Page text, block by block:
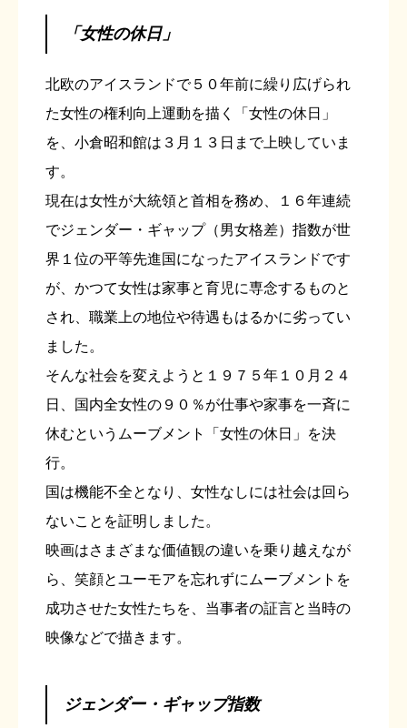
「女性の休日」
北欧のアイスランドで５０年前に繰り広げられ
た女性の権利向上運動を描く「女性の休日」
を、小倉昭和館は３月１３日まで上映していま
す。
現在は女性が大統領と首相を務め、１６年連続
でジェンダー・ギャップ（男女格差）指数が世
界１位の平等先進国になったアイスランドです
が、かつて女性は家事と育児に専念するものと
され、職業上の地位や待遇もはるかに劣ってい
ました。
そんな社会を変えようと１９７５年１０月２４
日、国内全女性の９０％が仕事や家事を一斉に
休むというムーブメント「女性の休日」を決
行。
国は機能不全となり、女性なしには社会は回ら
ないことを証明しました。
映画はさまざまな価値観の違いを乗り越えなが
ら、笑顔とユーモアを忘れずにムーブメントを
成功させた女性たちを、当事者の証言と当時の
映像などで描きます。
ジェンダー・ギャップ指数